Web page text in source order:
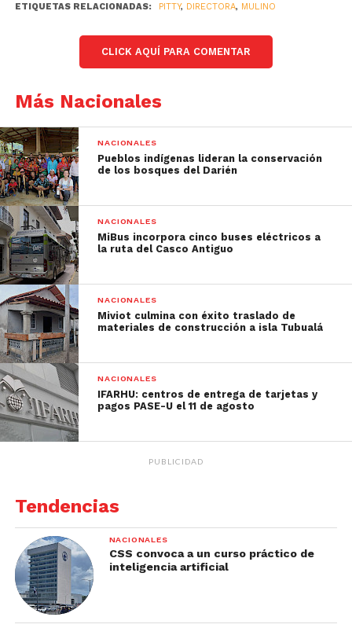
ETIQUETAS RELACIONADAS: PITTY, DIRECTORA, MULINO
CLICK AQUÍ PARA COMENTAR
Más Nacionales
NACIONALES
Pueblos indígenas lideran la conservación
de los bosques del Darién
NACIONALES
MiBus incorpora cinco buses eléctricos a
la ruta del Casco Antiguo
NACIONALES
Miviot culmina con éxito traslado de
materiales de construcción a isla Tubualá
NACIONALES
IFARHU: centros de entrega de tarjetas y
pagos PASE-U el 11 de agosto
PUBLICIDAD
Tendencias
NACIONALES
CSS convoca a un curso práctico de
inteligencia artificial